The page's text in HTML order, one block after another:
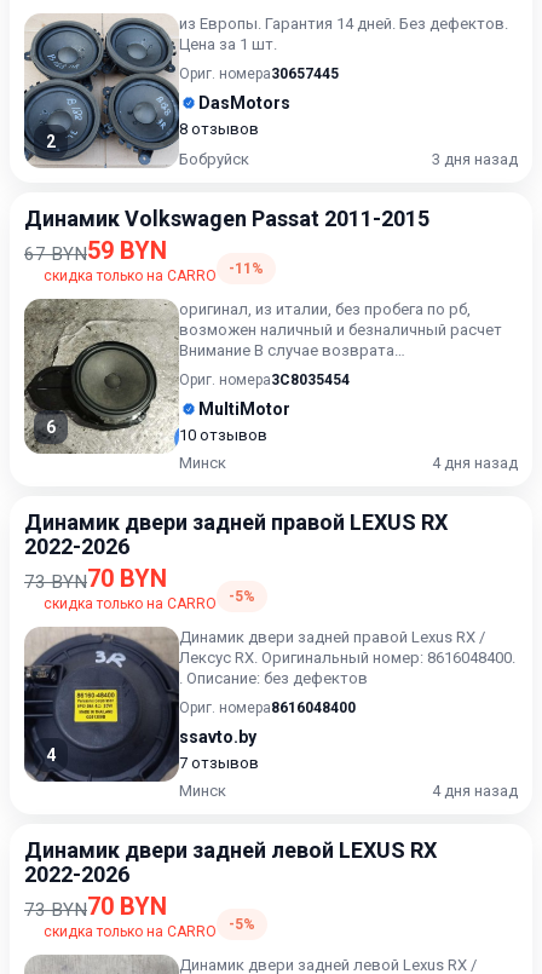
2
из Европы. Гарантия 14 дней. Без дефектов.
Цена за 1 шт.
Ориг. номера30657445
DasMotors
8 отзывов
Бобруйск
3 дня назад
Динамик Volkswagen Passat 2011-2015
67 BYN59 BYN
скидка только на CARRO -11%
6
оригинал, из италии, без пробега по рб,
возможен наличный и безналичный расчет
Внимание В случае возврата
приобретённого товара, затраты кли...
Ориг. номера3C8035454
MultiMotor
10 отзывов
Минск
4 дня назад
Динамик двери задней правой LEXUS RX
2022-2026
73 BYN70 BYN
скидка только на CARRO -5%
4
Динамик двери задней правой Lexus RX /
Лексус RX. Оригинальный номер: 8616048400.
. Описание: без дефектов
Ориг. номера8616048400
ssavto.by
7 отзывов
Минск
4 дня назад
Динамик двери задней левой LEXUS RX
2022-2026
73 BYN70 BYN
скидка только на CARRO -5%
Динамик двери задней левой Lexus RX /